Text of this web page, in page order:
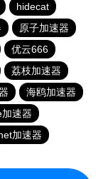
hidecat
原子加速器
优云666
荔枝加速器
海鸥加速器
速器
加速器